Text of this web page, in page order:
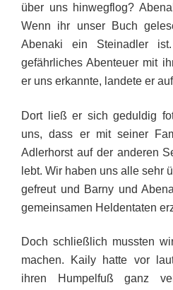
über uns hinwegflog?
Wenn ihr unser Buch
Abenaki ein Steinadler
gefährliches Abenteuer mit
er uns erkannte, landete er
Dort ließ er sich geduldig
uns, dass er mit seiner
Adlerhorst auf der anderen
lebt. Wir haben uns alle sehr
gefreut und Barny und
gemeinsamen Heldentaten
Doch schließlich mussten
machen. Kaily hatte vor
ihren Humpelfuß ganz